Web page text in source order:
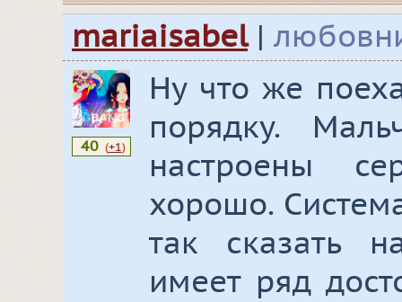
mariaisabel |
40 (+1)
Ну что же
порядку.
настроены
хорошо.
так сказать
имеет ряд